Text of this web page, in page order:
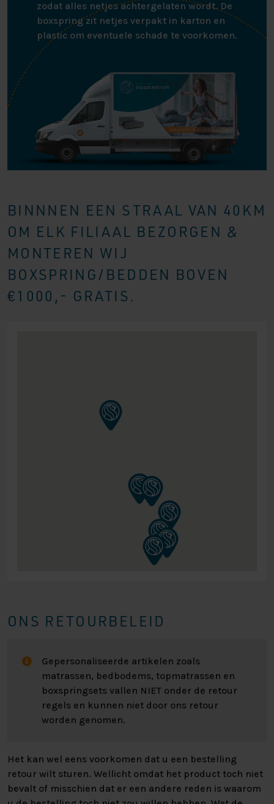
zodat alles netjes achtergelaten wordt. De
boxspring zit netjes verpakt in karton en
plastic om eventuele schade te voorkomen.
BINNNEN EEN STRAAL VAN 40KM
OM ELK FILIAAL BEZORGEN &
MONTEREN WIJ
BOXSPRING/BEDDEN BOVEN
€1000,- GRATIS.
ONS RETOURBELEID
Gepersonaliseerde artikelen zoals
matrassen, bedbodems, topmatrassen en
boxspringsets vallen NIET onder de retour
regels en kunnen niet door ons retour
worden genomen.
Het kan wel eens voorkomen dat u een bestelling
retour wilt sturen. Wellicht omdat het product toch niet
bevalt of misschien dat er een andere reden is waarom